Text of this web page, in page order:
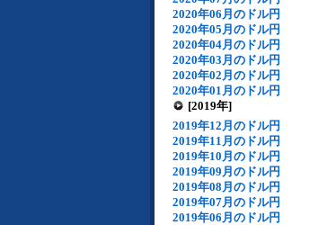
2020年06月のドル円
2020年05月のドル円
2020年04月のドル円
2020年03月のドル円
2020年02月のドル円
2020年01月のドル円
[2019年]
2019年12月のドル円
2019年11月のドル円
2019年10月のドル円
2019年09月のドル円
2019年08月のドル円
2019年07月のドル円
2019年06月のドル円